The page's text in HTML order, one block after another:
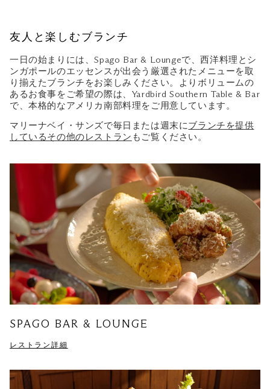
友人と楽しむブランチ
一日の始まりには、Spago Bar & Loungeで、西洋料理とシ
ンガポールのエッセンスが出会う厳選されたメニューを取
り揃えたブランチをお楽しみください。よりボリュームの
あるお食事をご希望の際は、Yardbird Southern Table & Bar
で、本格的なアメリカ南部料理をご用意しています。
マリーナベイ・サンズで毎日または週末にブランチを提供
しているその他のレストラン もご覧ください。
SPAGO BAR & LOUNGE
レストラン詳細